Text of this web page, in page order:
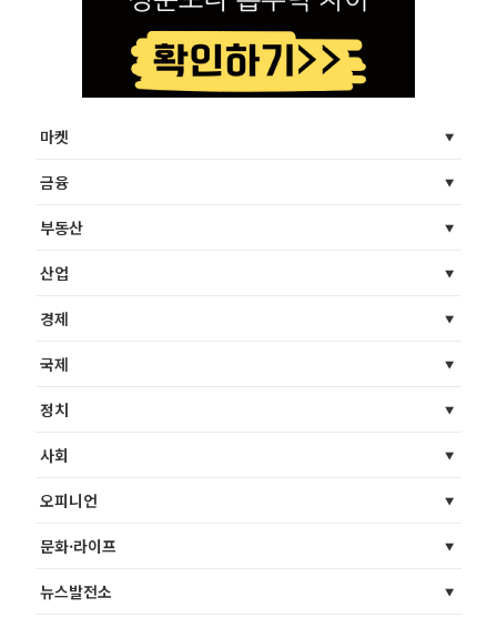
마켓
금융
부동산
산업
경제
국제
정치
사회
오피니언
문화·라이프
뉴스발전소